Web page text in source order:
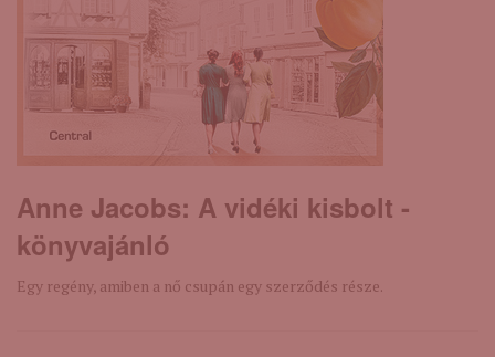
Anne Jacobs: A ​vidéki kisbolt -
könyvajánló
Egy regény, amiben a nő csupán egy szerződés része.